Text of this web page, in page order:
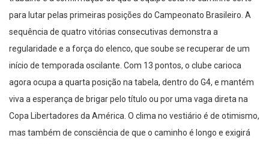
para lutar pelas primeiras posições do Campeonato Brasileiro. A
sequência de quatro vitórias consecutivas demonstra a
regularidade e a força do elenco, que soube se recuperar de um
início de temporada oscilante. Com 13 pontos, o clube carioca
agora ocupa a quarta posição na tabela, dentro do G4, e mantém
viva a esperança de brigar pelo título ou por uma vaga direta na
Copa Libertadores da América. O clima no vestiário é de otimismo,
mas também de consciência de que o caminho é longo e exigirá